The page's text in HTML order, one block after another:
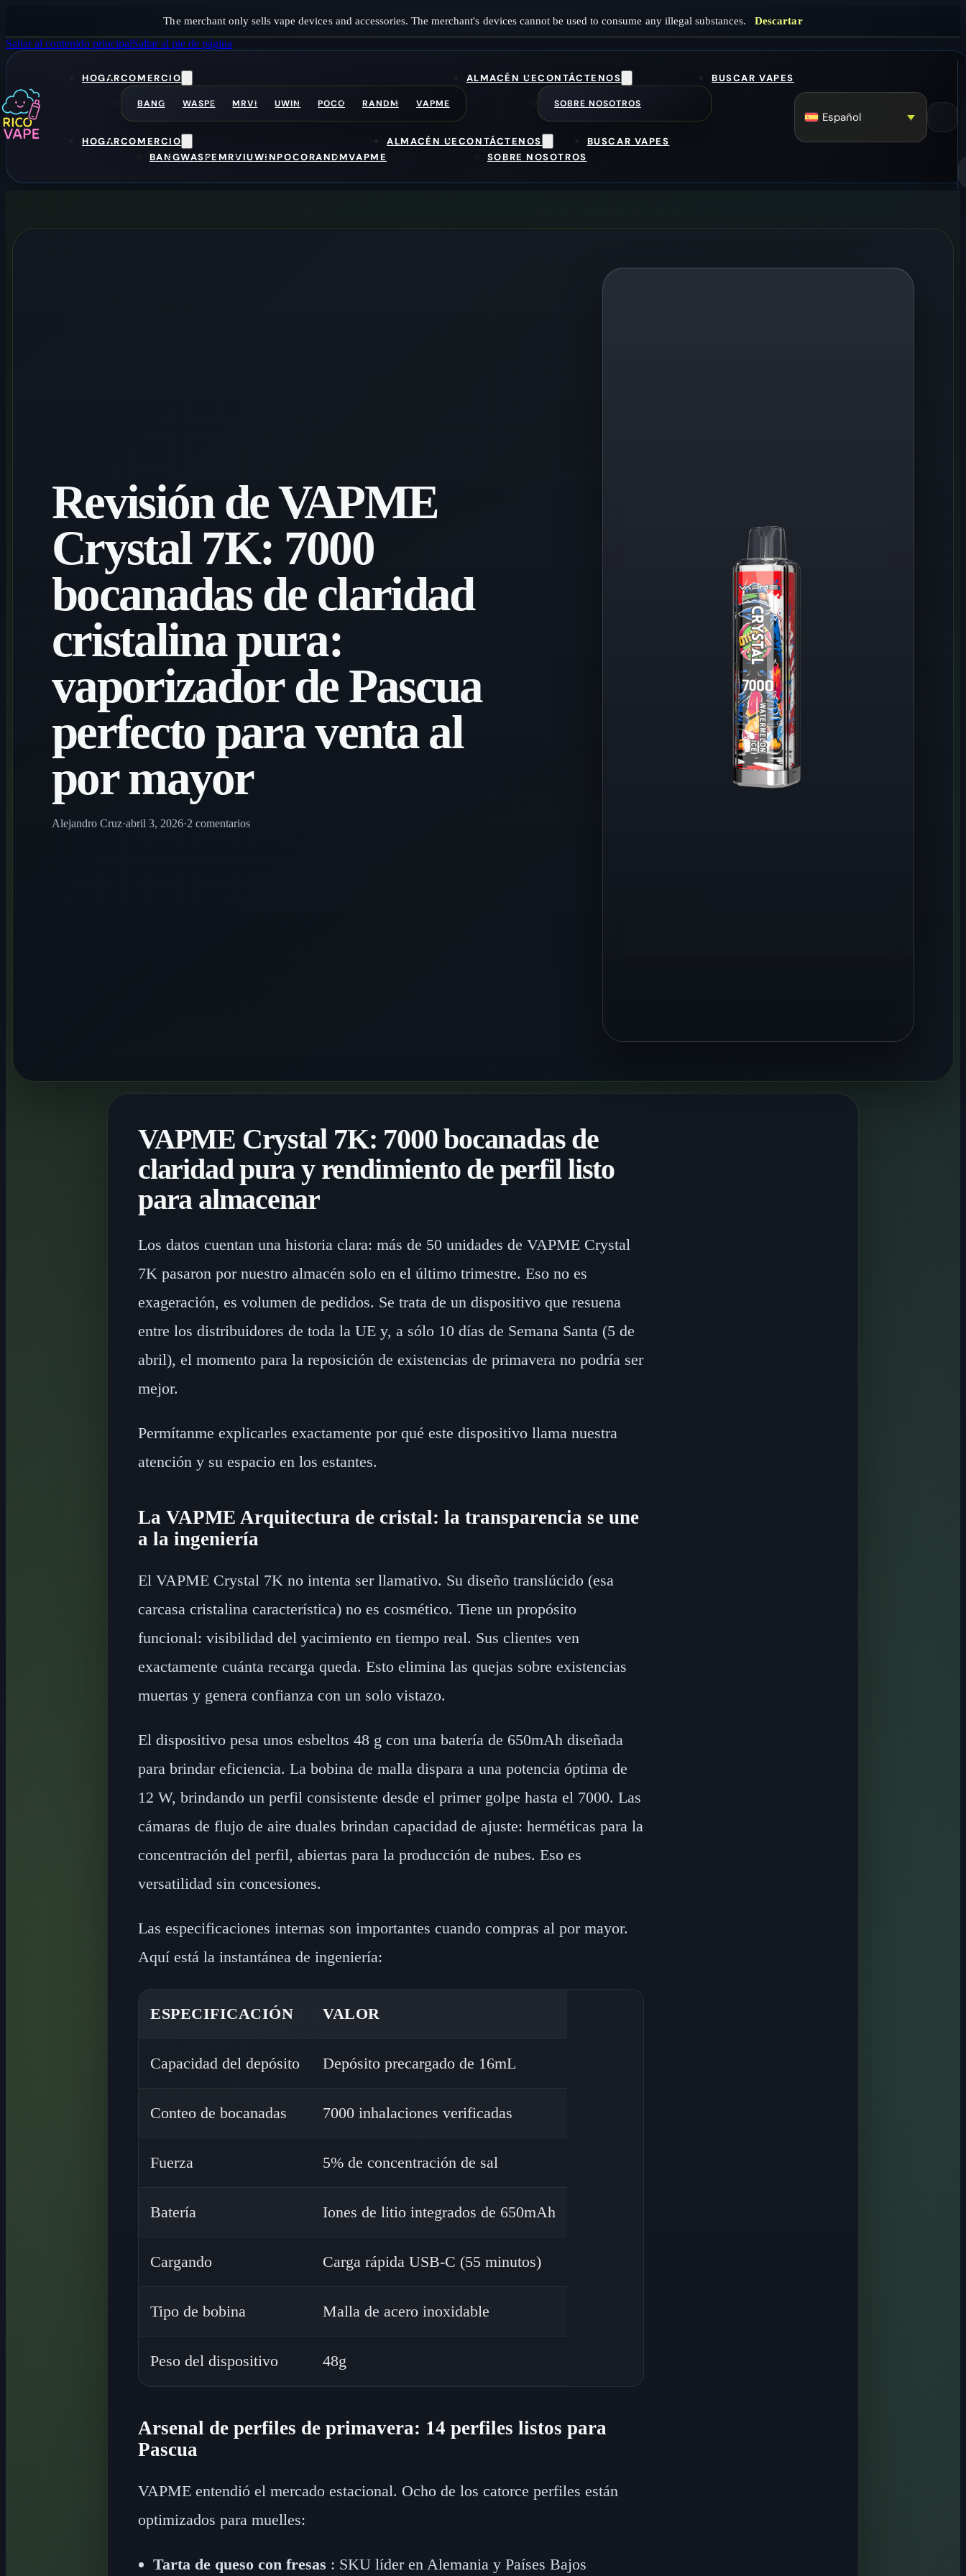
The merchant only sells vape devices and accessories. The merchant's devices cannot be used to consume any illegal substances. Descartar
Saltar al contenido principalSaltar al pie de página
HOGARCOMERCIO
BANG WASPE MRVI UWIN POCO RANDM VAPME
ALMACÉN UECONTÁCTENOS
SOBRE NOSOTROS
BUSCAR VAPES
HOGARCOMERCIO
BANGWASPEMRVIUWINPOCORANDMVAPME
ALMACÉN UECONTÁCTENOS
SOBRE NOSOTROS
BUSCAR VAPES
Español
Revisión de VAPME
Crystal 7K: 7000
bocanadas de claridad
cristalina pura:
vaporizador de Pascua
perfecto para venta al
por mayor
Alejandro Cruz·abril 3, 2026·2 comentarios
VAPME Crystal 7K: 7000 bocanadas de
claridad pura y rendimiento de perfil listo
para almacenar
Los datos cuentan una historia clara: más de 50 unidades de VAPME Crystal
7K pasaron por nuestro almacén solo en el último trimestre. Eso no es
exageración, es volumen de pedidos. Se trata de un dispositivo que resuena
entre los distribuidores de toda la UE y, a sólo 10 días de Semana Santa (5 de
abril), el momento para la reposición de existencias de primavera no podría ser
mejor.
Permítanme explicarles exactamente por qué este dispositivo llama nuestra
atención y su espacio en los estantes.
La VAPME Arquitectura de cristal: la transparencia se une
a la ingeniería
El VAPME Crystal 7K no intenta ser llamativo. Su diseño translúcido (esa
carcasa cristalina característica) no es cosmético. Tiene un propósito
funcional: visibilidad del yacimiento en tiempo real. Sus clientes ven
exactamente cuánta recarga queda. Esto elimina las quejas sobre existencias
muertas y genera confianza con un solo vistazo.
El dispositivo pesa unos esbeltos 48 g con una batería de 650mAh diseñada
para brindar eficiencia. La bobina de malla dispara a una potencia óptima de
12 W, brindando un perfil consistente desde el primer golpe hasta el 7000. Las
cámaras de flujo de aire duales brindan capacidad de ajuste: herméticas para la
concentración del perfil, abiertas para la producción de nubes. Eso es
versatilidad sin concesiones.
Las especificaciones internas son importantes cuando compras al por mayor.
Aquí está la instantánea de ingeniería:
ESPECIFICACIÓN VALOR
Capacidad del depósito Depósito precargado de 16mL
Conteo de bocanadas 7000 inhalaciones verificadas
Fuerza 5% de concentración de sal
Batería Iones de litio integrados de 650mAh
Cargando Carga rápida USB-C (55 minutos)
Tipo de bobina Malla de acero inoxidable
Peso del dispositivo 48g
Arsenal de perfiles de primavera: 14 perfiles listos para
Pascua
VAPME entendió el mercado estacional. Ocho de los catorce perfiles están
optimizados para muelles:
Tarta de queso con fresas : SKU líder en Alemania y Países Bajos